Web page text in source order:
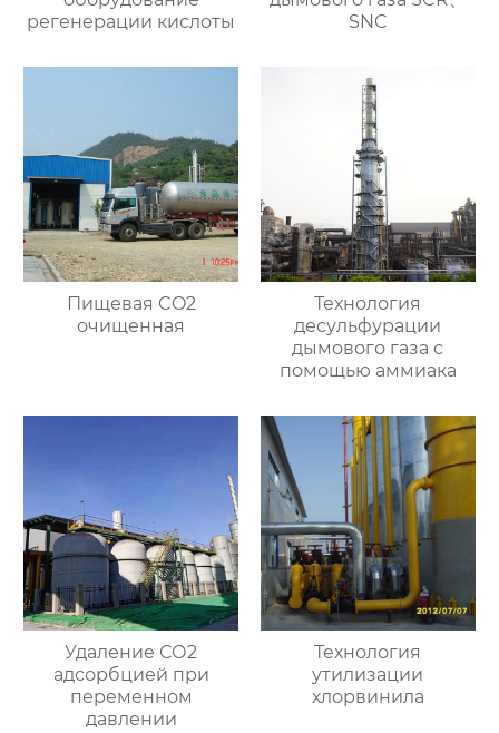
регенерации кислоты
SNC
Пищевая CO2
очищенная
Технология
десульфурации
дымового газа с
помощью аммиака
Удаление СО2
адсорбцией при
переменном
давлении
Технология
утилизации
хлорвинила